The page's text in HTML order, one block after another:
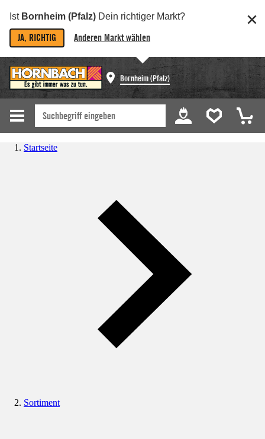
Ist Bornheim (Pfalz) Dein richtiger Markt?
JA, RICHTIG Anderen Markt wählen
Bornheim (Pfalz)
Startseite
Sortiment